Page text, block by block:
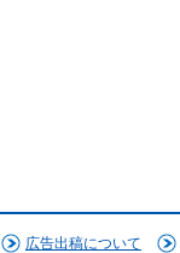
広告出稿について